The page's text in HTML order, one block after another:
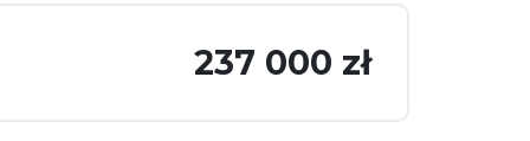
237 000 zł